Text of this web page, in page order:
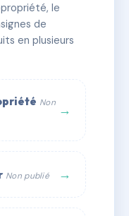
💬 WhatsApp
le
de
en plusieurs
Non →
Non publié →